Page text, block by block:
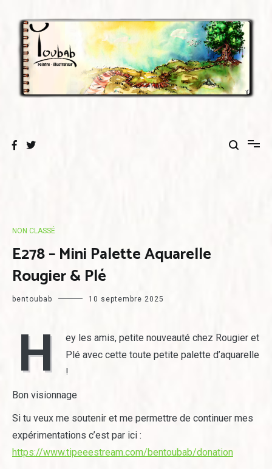
contenu
NON CLASSÉ
E278 – Mini Palette Aquarelle
Rougier & Plé
bentoubab 10 septembre 2025
H
ey les amis, petite nouveauté chez Rougier et
Plé avec cette toute petite palette d’aquarelle
!
Bon visionnage
Si tu veux me soutenir et me permettre de continuer mes
expérimentations c’est par ici :
https://www.tipeeestream.com/bentoubab/donation